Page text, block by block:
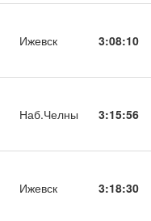
Ижевск 3:08:10
Наб.Челны 3:15:56
Ижевск 3:18:30